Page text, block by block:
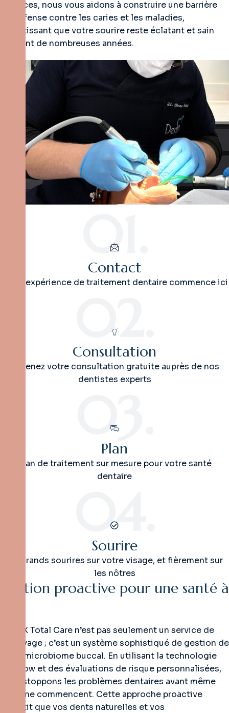
efficaces, nous vous aidons à construire une barrière
de défense contre les caries et les maladies,
garantissant que votre sourire reste éclatant et sain
pendant de nombreuses années.
01.
Contact
Votre expérience de traitement dentaire commence ici
02.
Consultation
Obtenez votre consultation gratuite auprès de nos
dentistes experts
03.
Plan
Plan de traitement sur mesure pour votre santé
dentaire
04.
Sourire
De grands sourires sur votre visage, et fièrement sur
les nôtres
tion proactive pour une santé à
Dent X Total Care n’est pas seulement un service de
nettoyage ; c’est un système sophistiqué de gestion de
votre microbiome buccal. En utilisant la technologie
Air-Flow et des évaluations de risque personnalisées,
nous stoppons les problèmes dentaires avant même
qu’ils ne commencent. Cette approche proactive
garantit que vos dents naturelles et vos